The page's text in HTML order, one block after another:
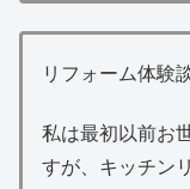
リフォーム体験
私は最初以前お
すが、キッチン